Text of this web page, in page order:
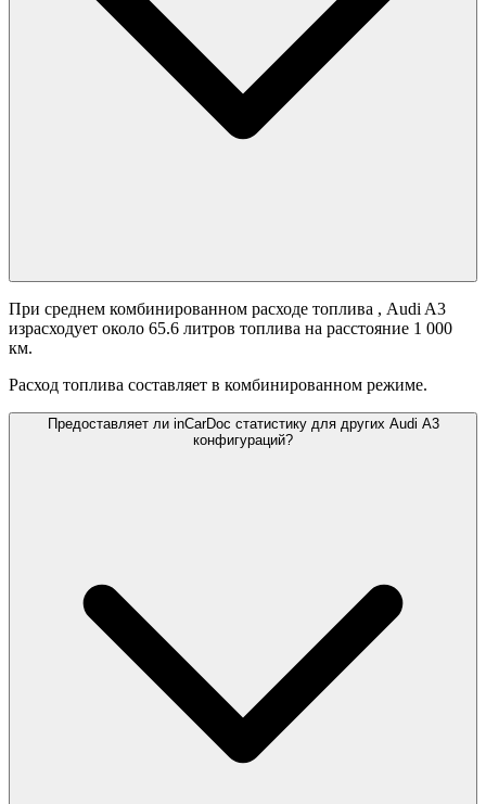
При среднем комбинированном расходе топлива , Audi A3
израсходует около 65.6 литров топлива на расстояние 1 000
км.
Расход топлива составляет в комбинированном режиме.
Предоставляет ли inCarDoc статистику для других Audi A3
конфигураций?